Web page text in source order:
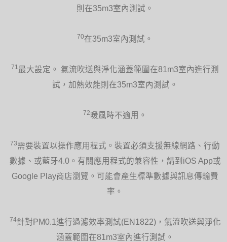
則在35m3室內測試。
70在35m3室內測試。
71 最大設定。 氣流吹送與淨化涵蓋範圍在81m3室內進行測
試，加熱效能則在35m3室內測試。
72 暖風時不適用。
73需要裝置以操作應用程式。裝置必須支援無線網路、行動
數據、或藍牙4.0。有關應用程式的兼容性，請到iOS App或
Google Play商店瀏覽。可能會產生標準數據與訊息傳輸費
率。
74針對PM0.1進行過濾效率測試(EN1822)，氣流吹送與淨化
涵蓋範圍在81m3室內進行測試。